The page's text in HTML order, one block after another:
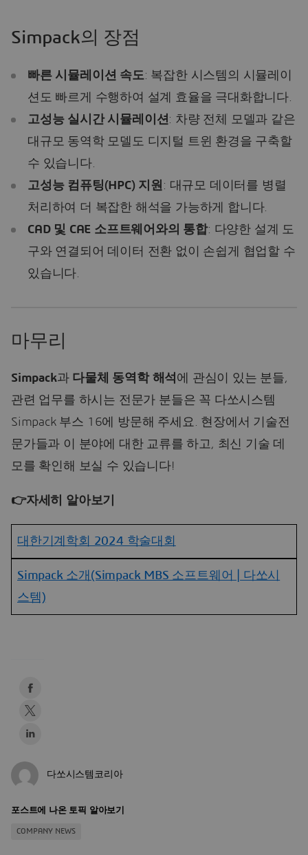
Simpack의 장점
빠른 시뮬레이션 속도: 복잡한 시스템의 시뮬레이
션도 빠르게 수행하여 설계 효율을 극대화합니다.
고성능 실시간 시뮬레이션: 차량 전체 모델과 같은
대규모 동역학 모델도 디지털 트윈 환경을 구축할
수 있습니다.
고성능 컴퓨팅(HPC) 지원 : 대규모 데이터를 병렬
처리하여 더 복잡한 해석을 가능하게 합니다.
CAD 및 CAE 소프트웨어와의 통합: 다양한 설계 도
구와 연결되어 데이터 전환 없이 손쉽게 협업할 수
있습니다.
마무리
Simpack과 다물체 동역학 해석 에 관심이 있는 분들,
관련 업무를 하시는 전문가 분들은 꼭 다쏘시스템
Simpack 부스 16에 방문해 주세요. 현장에서 기술전
문가들과 이 분야에 대한 교류를 하고, 최신 기술 데
모를 확인해 보실 수 있습니다!
👉자세히 알아보기
대한기계학회 2024 학술대회
Simpack 소개(Simpack MBS 소프트웨어 | 다쏘시
스템)
다쏘시스템코리아
포스트에 나온 토픽 알아보기
COMPANY NEWS